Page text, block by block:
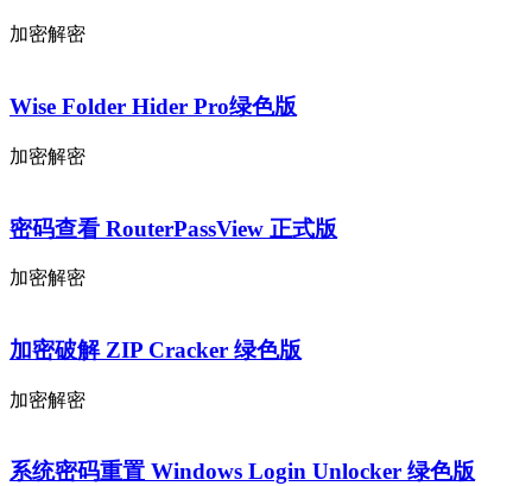
加密解密
Wise Folder Hider Pro绿色版
加密解密
密码查看 RouterPassView 正式版
加密解密
加密破解 ZIP Cracker 绿色版
加密解密
系统密码重置 Windows Login Unlocker 绿色版